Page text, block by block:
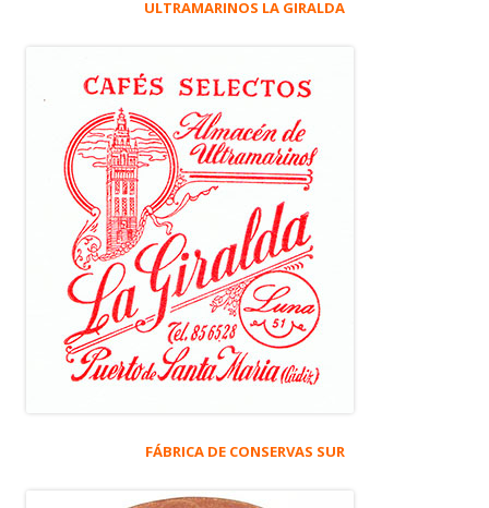
ULTRAMARINOS LA GIRALDA
FÁBRICA DE CONSERVAS SUR